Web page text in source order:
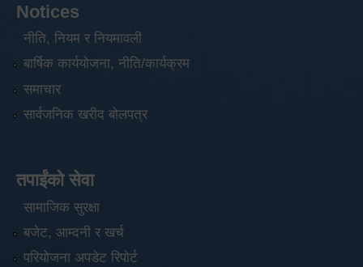
Notices
नीति, नियम र नियमावली
बार्षिक कार्ययोजना, नीति/कार्यक्रम
समाचार
सार्वजनिक खरीद बोलपत्र
तपाईंको सेवा
सामाजिक सुरक्षा
बजेट, आम्दनी र खर्च
परियोजना अपडेट रिपोर्ट